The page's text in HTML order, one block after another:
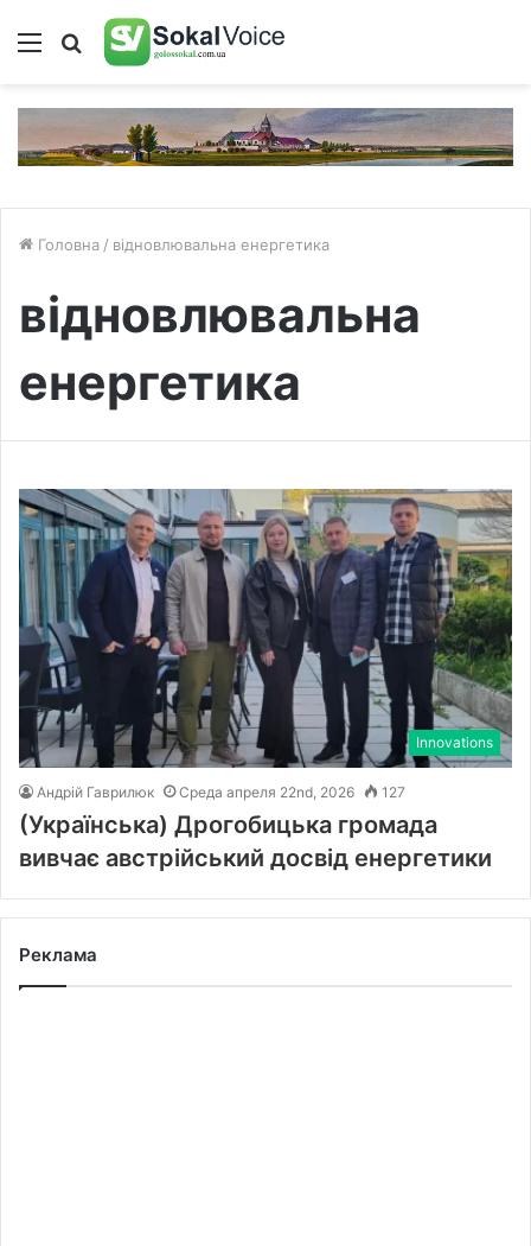
Меню Пошук
Головна / відновлювальна енергетика
відновлювальна
енергетика
Innovations
Андрій Гаврилюк Среда апреля 22nd, 2026 127
(Українська) Дрогобицька громада
вивчає австрійський досвід енергетики
Реклама